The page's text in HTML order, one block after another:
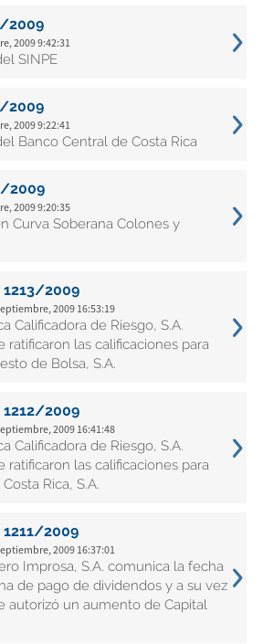
2009
2009 9:42:31
SINPE
2009
2009 9:22:41
Banco Central de Costa Rica
2009
2009 9:20:35
Curva Soberana Colones y
2009
2009 16:53:19
Calificadora de Riesgo, S.A.
ratificaron las calificaciones para
de Bolsa, S.A.
2009
2009 16:41:48
Calificadora de Riesgo, S.A.
ratificaron las calificaciones para
Rica, S.A.
2009
2009 16:37:01
Improsa, S.A. comunica la fecha
de pago de dividendos y a su vez
autorizó un aumento de Capital